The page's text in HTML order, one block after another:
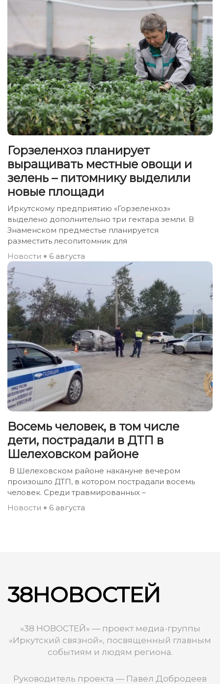
Горзеленхоз планирует
выращивать местные овощи и
зелень – питомнику выделили
новые площади
Иркутскому предприятию «Горзеленхоз»
выделено дополнительно три гектара земли. В
Знаменском предместье планируется
разместить лесопитомник для
Новости
6 августа
Восемь человек, в том числе
дети, пострадали в ДТП в
Шелеховском районе
В Шелеховском районе накануне вечером
произошло ДТП, в котором пострадали восемь
человек. Среди травмированных –
Новости
6 августа
38НОВОСТЕЙ
«38 НОВОСТЕЙ» — проект медиа-группы
«Иркутский связной», посвященный главным
событиям и людям региона.
Руководитель проекта — Павел Добродеев